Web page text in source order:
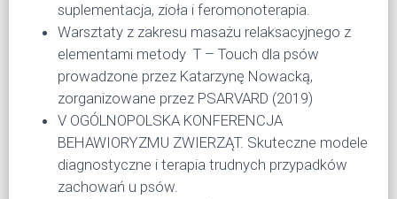
suplementacja, zioła i feromonoterapia.
Warsztaty z zakresu masażu relaksacyjnego z
elementami metody T – Touch dla psów
prowadzone przez Katarzynę Nowacką,
zorganizowane przez PSARVARD (2019)
V OGÓLNOPOLSKA KONFERENCJA
BEHAWIORYZMU ZWIERZĄT. Skuteczne modele
diagnostyczne i terapia trudnych przypadków
zachowań u psów.